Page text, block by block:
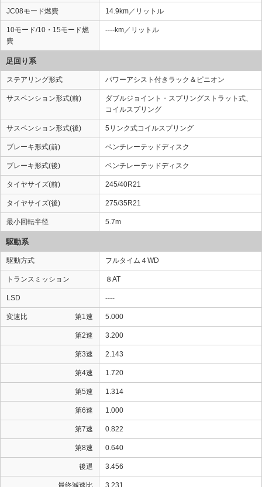
JC08モード燃費 14.9km／リットル
10モード/10・15モード燃
費
----km／リットル
足回り系
ステアリング形式 パワーアシスト付きラック＆ピニオン
サスペンション形式(前)
ダブルジョイント・スプリングストラット式、
コイルスプリング
サスペンション形式(後) 5リンク式コイルスプリング
ブレーキ形式(前) ベンチレーテッドディスク
ブレーキ形式(後) ベンチレーテッドディスク
タイヤサイズ(前) 245/40R21
タイヤサイズ(後) 275/35R21
最小回転半径 5.7m
駆動系
駆動方式 フルタイム４WD
トランスミッション ８AT
LSD ----
変速比 第1速 5.000
第2速 3.200
第3速 2.143
第4速 1.720
第5速 1.314
第6速 1.000
第7速 0.822
第8速 0.640
後退 3.456